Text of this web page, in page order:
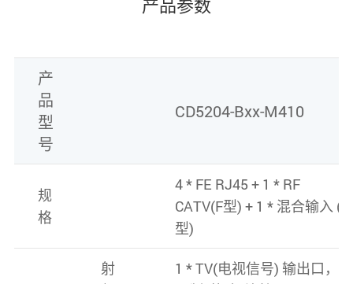
产品参数
产
品
型
号
CD5204-Bxx-M410
规
格
4 * FE RJ45 + 1 * RF
CATV(F型) + 1 * 混合输入 (F
型)
射
1 * TV(电视信号) 输出口，